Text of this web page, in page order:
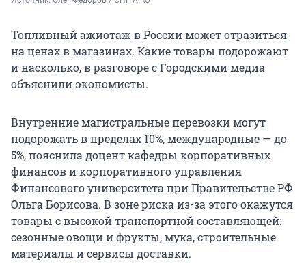
Топливный ажиотаж в России может отразиться
на ценах в магазинах. Какие товары подорожают
и насколько, в разговоре с Городскими медиа
объяснили экономисты.
Внутренние магистральные перевозки могут
подорожать в пределах 10%, международные — до
5%, пояснила доцент кафедры корпоративных
финансов и корпоративного управления
Финансового университета при Правительстве РФ
Ольга Борисова. В зоне риска из-за этого окажутся
товары с высокой транспортной составляющей:
сезонные овощи и фрукты, мука, строительные
материалы и сервисы доставки.